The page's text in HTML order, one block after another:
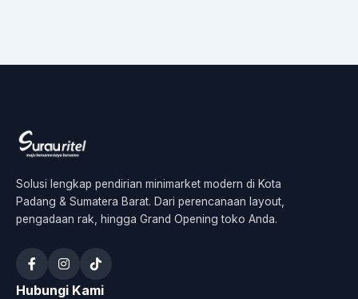
Solusi lengkap pendirian minimarket modern di Kota
Padang & Sumatera Barat. Dari perencanaan layout,
pengadaan rak, hingga Grand Opening toko Anda.
Hubungi Kami